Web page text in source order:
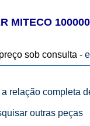
MITECO
sob consulta -
relação completa
outras peças